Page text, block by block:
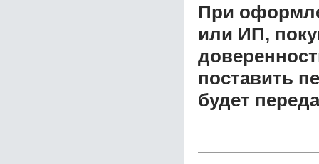
При
или ИП,
поставить
будет